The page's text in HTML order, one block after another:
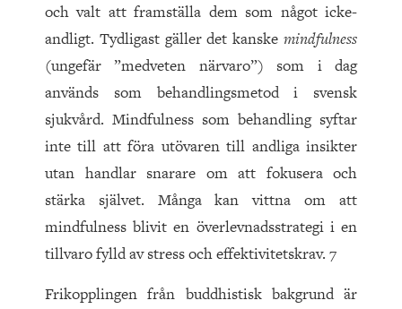
och valt att framställa dem som något icke-
andligt. Tydligast gäller det kanske mindfulness
(ungefär ”medveten närvaro”) som i dag
används som behandlingsmetod i svensk
sjukvård. Mindfulness som behandling syftar
inte till att föra utövaren till andliga insikter
utan handlar snarare om att fokusera och
stärka självet. Många kan vittna om att
mindfulness blivit en överlevnadsstrategi i en
tillvaro fylld av stress och effektivitetskrav. 7
Frikopplingen från buddhistisk bakgrund är